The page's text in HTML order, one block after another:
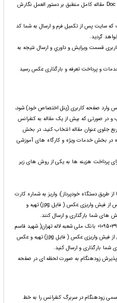
سامانه کاربران کنفرانس از شما یک فایل دریافت می کند. فایل Doc مقاله کامل منطبق بر دستور العمل نگارش
که سایت پس از تکمیل فرم و ارسال به شما کد
گردید.
قسمت ویرایش و داوري و ارسال نتيجه به
و پرداخت تعرفه و بارگذاری عکس رسید
وارد صفحه کاربری (پنل اختصاص خود) شود،
و در صورتی که بیش از یک مقاله به کنفرانس
جلوی عنوان مقاله انتخاب کنید، در بخش
در بخش خدمات ویژه و کارگاه های آموزشی
پرداخت هزینه ها به یکی از روش های زیر
طریق دستگاه خودپرداز): واریز به شماره کارت
6037991899666907 به نام موسسه پژوهشی مدیریت مدبر. سپس از فیش واریزی عکس ( فایل jpg) تهیه و
های شما بارگذاری و ارسال کنند.
ب. روش پرداخت به شماره حساب: واریز به حساب شماره 0109503991009 بانک ملی شعبه لاله تهران( شهید قاسم
سلیمانی) کد 702 به نام موسسه پژوهشی مدیریت مدبر). سپس از فیش واریزی عکس ( فایل jpg) تهیه و عکس
بارگذاری و ارسال کنید.
پذیرش زودهنگام به صورت لحظه ای در صفحه
زودهنگام در سربرگ کنفرانس را به خط